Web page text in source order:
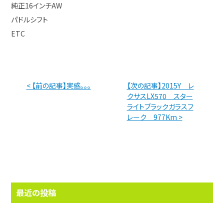
純正16インチAW
パドルシフト
ETC
< 【前の記事】実感。。。
【次の記事】2015Y レ
クサスLX570 スター
ライトブラックガラスフ
レーク 977Km >
最近の投稿